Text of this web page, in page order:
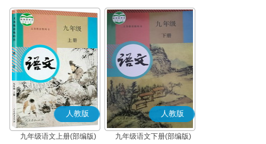
人教版
九年级语文上册(部编版)
人教版
九年级语文下册(部编版)